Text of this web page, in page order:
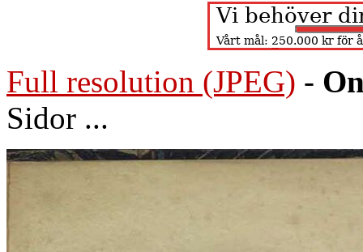
Full resolution (JPEG) -
Sidor ...